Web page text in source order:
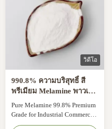
วิดีโอ
990.8% ความบริสุทธิ์ สี
พรีเมียม Melamine พาวเด
อร์การพิมพ์สําหรับการใช้
งานทางอุตสาหกรรมการค้า
Pure Melamine 99.8% Premium
Grade for Industrial Commercial
Applications Advanced Urea